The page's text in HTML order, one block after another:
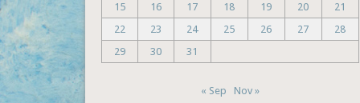
15
16 17 18 19 20
21
22
23 24 25 26 27
28
29
30 31
« Sep Nov »